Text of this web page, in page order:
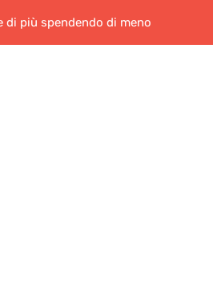
di più spendendo di meno